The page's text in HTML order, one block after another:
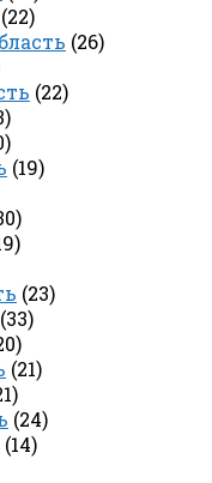
(22)
(26)
(22)
(19)
(23)
(33)
(21)
(24)
(14)